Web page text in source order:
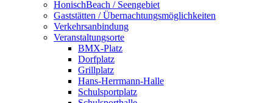
HonischBeach / Seengebiet
Gaststätten / Übernachtungsmöglichkeiten
Verkehrsanbindung
Veranstaltungsorte
BMX-Platz
Dorfplatz
Grillplatz
Hans-Herrmann-Halle
Schulsportplatz